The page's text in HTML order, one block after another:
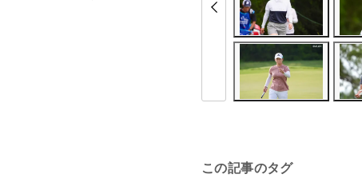
この記事のタグ